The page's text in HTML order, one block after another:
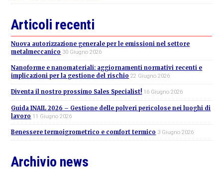
Articoli recenti
Nuova autorizzazione generale per le emissioni nel settore
metalmeccanico 30 Giugno 2026
Nanoforme e nanomateriali: aggiornamenti normativi recenti e
implicazioni per la gestione del rischio 22 Giugno 2026
Diventa il nostro prossimo Sales Specialist! 16 Giugno 2026
Guida INAIL 2026 – Gestione delle polveri pericolose nei luoghi di
lavoro 11 Giugno 2026
Benessere termoigrometrico e comfort termico 3 Giugno 2026
Archivio news